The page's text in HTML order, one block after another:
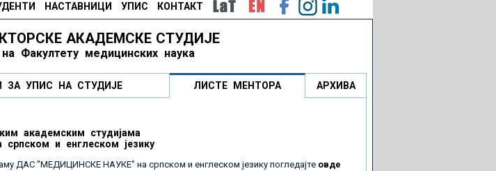
НАСТАВНИЦИ УПИС КОНТАКТ
АКАДЕМСКЕ СТУДИЈЕ
на Факултету медицинских наука
ЗА УПИС НА СТУДИЈЕ ЛИСТЕ МЕНТОРА АРХИВА
академским студијама
и енглеском језику
ДАС "МЕДИЦИНСКЕ НАУКЕ" на српском и енглеском језику погледајте овде